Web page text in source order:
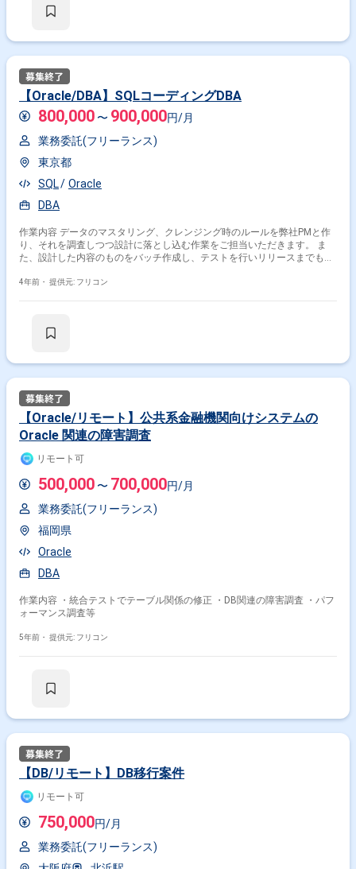
【Oracle/DBA】SQLコーディングDBA
800,000 〜 900,000円/月
業務委託(フリーランス)
東京都
SQL
Oracle
DBA
作業内容 データのマスタリング、クレンジング時のルールを弊社PMと作
り、それを調査しつつ設計に落とし込む作業をご担当いただきます。 ま
た、設計した内容のものをバッチ作成し、テストを行いリリースまでもで
4年前・ 提供元: フリコン
【Oracle/リモート】公共系金融機関向けシステムの
Oracle 関連の障害調査
リモート可
500,000 〜 700,000円/月
業務委託(フリーランス)
福岡県
Oracle
DBA
作業内容 ・統合テストでテーブル関係の修正 ・DB関連の障害調査 ・パフ
ォーマンス調査等
5年前・ 提供元: フリコン
【DB/リモート】DB移行案件
リモート可
750,000円/月
業務委託(フリーランス)